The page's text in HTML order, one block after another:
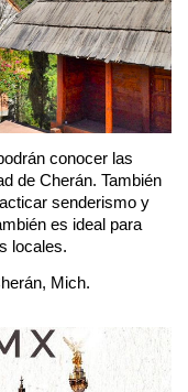
conocer las
de Cherán. También
senderismo y
es ideal para
locales.
Mich.